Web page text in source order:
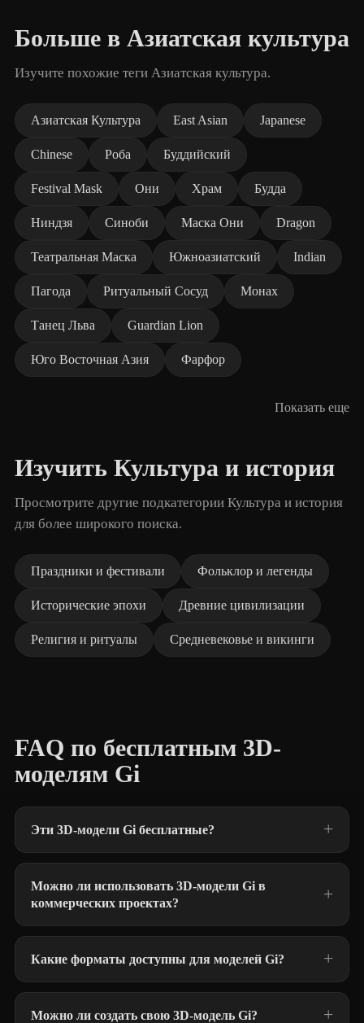
Больше в Азиатская культура
Изучите похожие теги Азиатская культура.
Азиатская Культура East Asian Japanese
Chinese Роба Буддийский
Festival Mask Они Храм Будда
Ниндзя Синоби Маска Они Dragon
Театральная Маска Южноазиатский Indian
Пагода Ритуальный Сосуд Монах
Танец Льва Guardian Lion
Юго Восточная Азия Фарфор
Показать еще
Изучить Культура и история
Просмотрите другие подкатегории Культура и история
для более широкого поиска.
Праздники и фестивали Фольклор и легенды
Исторические эпохи Древние цивилизации
Религия и ритуалы Средневековье и викинги
FAQ по бесплатным 3D-
моделям Gi
Эти 3D-модели Gi бесплатные?
Можно ли использовать 3D-модели Gi в
коммерческих проектах?
Какие форматы доступны для моделей Gi?
Можно ли создать свою 3D-модель Gi?